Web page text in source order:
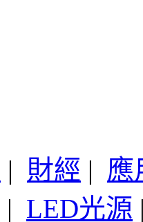
| 財經 | 應
| LED光源